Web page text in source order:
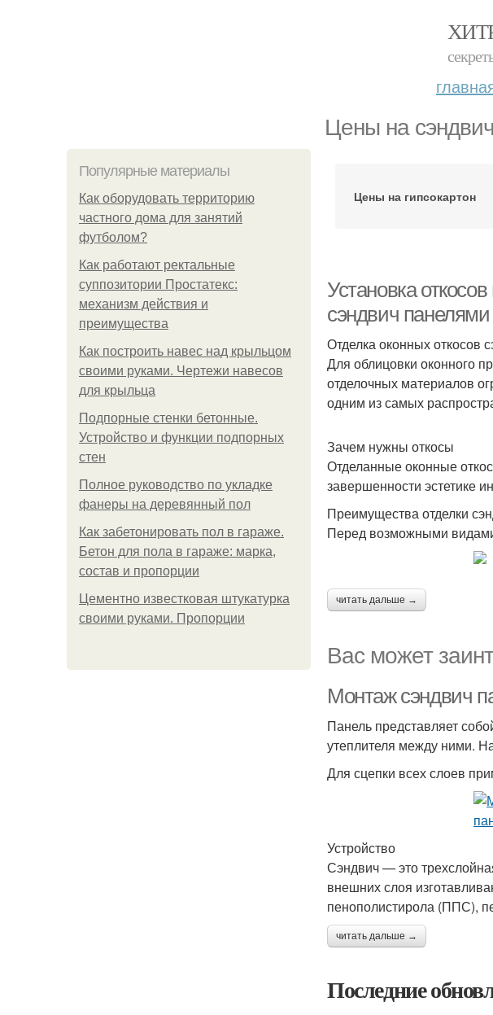
Цены на
Популярные материалы
Как оборудовать территорию
частного дома для занятий
футболом?
Как работают ректальные
суппозитории Простатекс:
механизм действия и
преимущества
Как построить навес над крыльцом
своими руками. Чертежи навесов
для крыльца
Подпорные стенки бетонные.
Устройство и функции подпорных
стен
Полное руководство по укладке
фанеры на деревянный пол
Как забетонировать пол в гараже.
Бетон для пола в гараже: марка,
состав и пропорции
Цементно известковая штукатурка
своими руками. Пропорции
Цены на гипсокартон
Установка
сэндвич панелями
Отделка оконных откосов
Для облицовки оконного
отделочных материалов
одним из самых
Зачем нужны откосы
Отделанные оконные
завершенности эстетике
Преимущества отделки
Перед возможными
читать дальше →
Вас может
Монтаж сэндвич
Панель представляет
утеплителя между ними.
Для сцепки всех слоев
Устройство
Сэндвич — это
внешних слоя
пенополистирола (ППС),
читать дальше →
Последние